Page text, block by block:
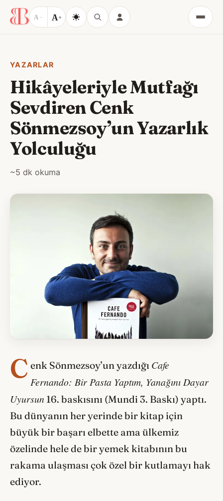
A − A+
Menü
YAZARLAR
Hikâyeleriyle Mutfağı
Sevdiren Cenk
Sönmezsoy’un Yazarlık
Yolculuğu
~5 dk okuma
C enk Sönmezsoy’un yazdığı Cafe
Fernando: Bir Pasta Yaptım, Yanağını Dayar
Uyursun 16. baskısını (Mundi 3. Baskı) yaptı.
Bu dünyanın her yerinde bir kitap için
büyük bir başarı elbette ama ülkemiz
özelinde hele de bir yemek kitabının bu
rakama ulaşması çok özel bir kutlamayı hak
ediyor.